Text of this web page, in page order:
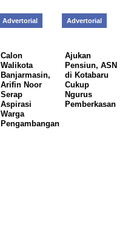
Advertorial
Calon
Walikota
Banjarmasin,
Arifin Noor
Serap
Aspirasi
Warga
Pengambangan
Advertorial
Ajukan
Pensiun, ASN
di Kotabaru
Cukup
Ngurus
Pemberkasan